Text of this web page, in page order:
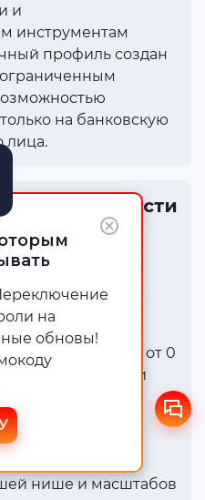
и
инструментам
профиль создан
на банковскую
лица.
открыть и вести
на Авито?
и
абсолютно
регулярные
подключением
(диапазон от 0
в месяц) и
сумма затрат
выбранной
нише и масштабов
на
обновы!